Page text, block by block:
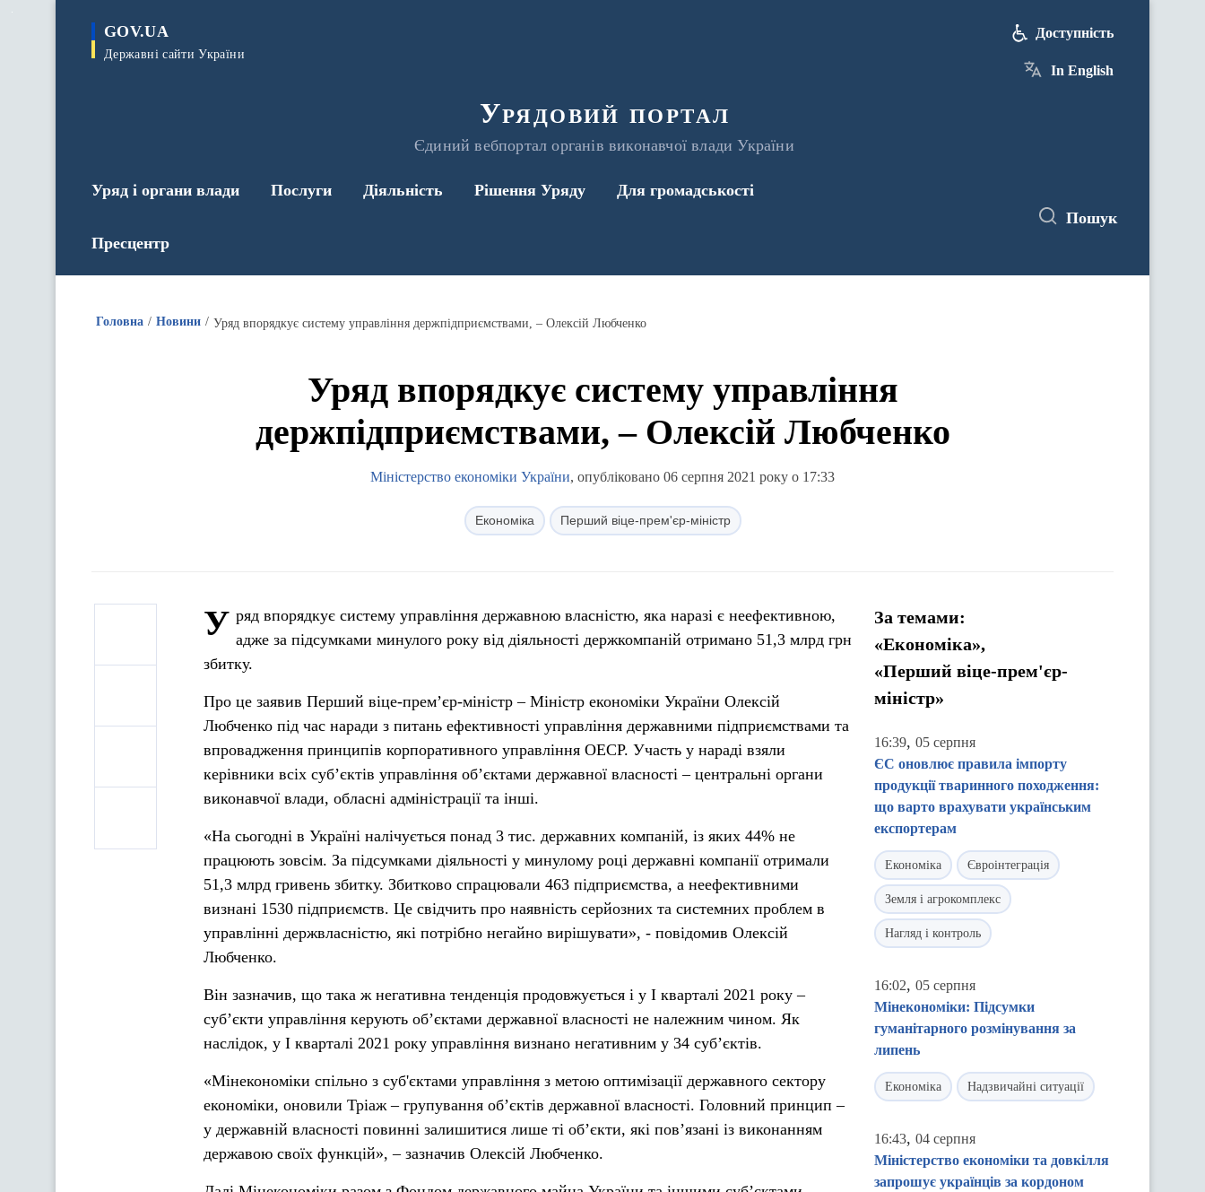
GOV.UA
Державні сайти України
Урядовий портал
Єдиний вебпортал органів виконавчої влади України
Доступність
In English
Уряд і органи влади Послуги Діяльність Рішення Уряду Для громадськості
Пресцентр
Пошук
Головна Новини Уряд впорядкує систему управління держпідприємствами, – Олексій Любченко
Уряд впорядкує систему управління
держпідприємствами, – Олексій Любченко
Міністерство економіки України, опубліковано 06 серпня 2021 року о 17:33
Економіка Перший віце-прем'єр-міністр
У ряд впорядкує систему управління державною власністю, яка наразі є неефективною,
адже за підсумками минулого року від діяльності держкомпаній отримано 51,3 млрд грн
збитку.
Про це заявив Перший віце-прем’єр-міністр – Міністр економіки України Олексій
Любченко під час наради з питань ефективності управління державними підприємствами та
впровадження принципів корпоративного управління ОЕСР. Участь у нараді взяли
керівники всіх суб’єктів управління об’єктами державної власності – центральні органи
виконавчої влади, обласні адміністрації та інші.
«На сьогодні в Україні налічується понад 3 тис. державних компаній, із яких 44% не
працюють зовсім. За підсумками діяльності у минулому році державні компанії отримали
51,3 млрд гривень збитку. Збитково спрацювали 463 підприємства, а неефективними
визнані 1530 підприємств. Це свідчить про наявність серйозних та системних проблем в
управлінні держвласністю, які потрібно негайно вирішувати», - повідомив Олексій
Любченко.
Він зазначив, що така ж негативна тенденція продовжується і у І кварталі 2021 року –
суб’єкти управління керують об’єктами державної власності не належним чином. Як
наслідок, у І кварталі 2021 року управління визнано негативним у 34 суб’єктів.
«Мінекономіки спільно з суб'єктами управління з метою оптимізації державного сектору
економіки, оновили Тріаж – групування об’єктів державної власності. Головний принцип –
у державній власності повинні залишитися лише ті об’єкти, які пов’язані із виконанням
державою своїх функцій», – зазначив Олексій Любченко.
За темами:
«Економіка»,
«Перший віце-прем'єр-
міністр»
16:39, 05 серпня
ЄС оновлює правила імпорту
продукції тваринного походження:
що варто врахувати українським
експортерам
Економіка Євроінтеграція
Земля і агрокомплекс
Нагляд і контроль
16:02, 05 серпня
Мінекономіки: Підсумки
гуманітарного розмінування за
липень
Економіка Надзвичайні ситуації
16:43, 04 серпня
Міністерство економіки та довкілля
запрошує українців за кордоном